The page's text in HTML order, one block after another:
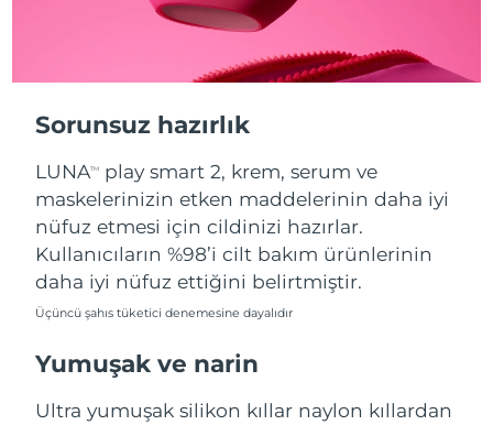
Sorunsuz hazırlık
LUNATM
play smart 2, krem, serum ve
maskelerinizin etken maddelerinin daha iyi
nüfuz etmesi için cildinizi hazırlar.
Kullanıcıların %98’i cilt bakım ürünlerinin
daha iyi nüfuz ettiğini belirtmiştir.
Üçüncü şahıs tüketici denemesine dayalıdır
Yumuşak ve narin
Ultra yumuşak silikon kıllar naylon kıllardan
Tahmini teslim tarihi
Tahmini teslim tarihi8/8/26
İsviçre
Tayvan Tahmini teslim tarihi
Tayland Tahmini teslim tarihi
Türkiye
Birleşik Arap